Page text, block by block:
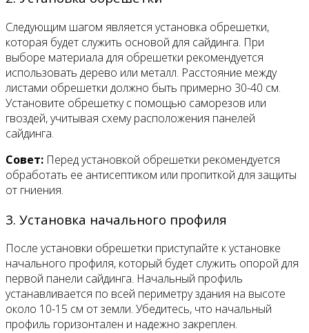
Следующим шагом является установка обрешетки,
которая будет служить основой для сайдинга. При
выборе материала для обрешетки рекомендуется
использовать дерево или металл. Расстояние между
листами обрешетки должно быть примерно 30-40 см.
Установите обрешетку с помощью саморезов или
гвоздей, учитывая схему расположения панелей
сайдинга.
Совет: Перед установкой обрешетки рекомендуется
обработать ее антисептиком или пропиткой для защиты
от гниения.
3. Установка начального профиля
После установки обрешетки приступайте к установке
начального профиля, который будет служить опорой для
первой панели сайдинга. Начальный профиль
устанавливается по всей периметру здания на высоте
около 10-15 см от земли. Убедитесь, что начальный
профиль горизонтален и надежно закреплен.